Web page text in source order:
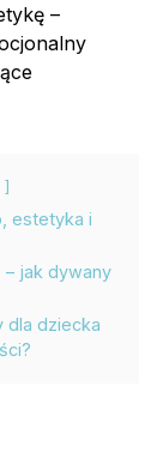
–
estetyka i
– jak dywany
dla dziecka